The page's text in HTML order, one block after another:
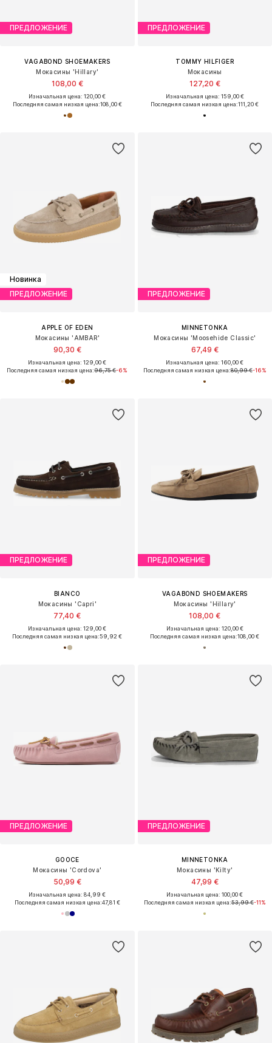
ПРЕДЛОЖЕНИЕ
VAGABOND SHOEMAKERS
Мокасины 'Hillary'
108,00 €
Изначальная цена: 120,00 €
Последняя самая низкая цена:108,00 €
ПРЕДЛОЖЕНИЕ
TOMMY HILFIGER
Мокасины
127,20 €
Изначальная цена: 159,00 €
Последняя самая низкая цена:111,20 €
Новинка
ПРЕДЛОЖЕНИЕ
APPLE OF EDEN
Мокасины 'AMBAR'
90,30 €
Изначальная цена: 129,00 €
Последняя самая низкая цена:96,75 €-6%
ПРЕДЛОЖЕНИЕ
MINNETONKA
Мокасины 'Moosehide Classic'
67,49 €
Изначальная цена: 160,00 €
Последняя самая низкая цена:80,99 €-16%
ПРЕДЛОЖЕНИЕ
BIANCO
Мокасины 'Capri'
77,40 €
Изначальная цена: 129,00 €
Последняя самая низкая цена:59,92 €
ПРЕДЛОЖЕНИЕ
VAGABOND SHOEMAKERS
Мокасины 'Hillary'
108,00 €
Изначальная цена: 120,00 €
Последняя самая низкая цена:108,00 €
ПРЕДЛОЖЕНИЕ
GOOCE
Мокасины 'Cordova'
50,99 €
Изначальная цена: 84,99 €
Последняя самая низкая цена:47,81 €
ПРЕДЛОЖЕНИЕ
MINNETONKA
Мокасины 'Kilty'
47,99 €
Изначальная цена: 100,00 €
Последняя самая низкая цена:53,99 €-11%